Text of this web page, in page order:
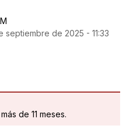
septiembre de 2025 - 11:33
de 11 meses.